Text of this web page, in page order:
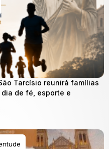
Tarcísio reunirá famílias
de fé, esporte e